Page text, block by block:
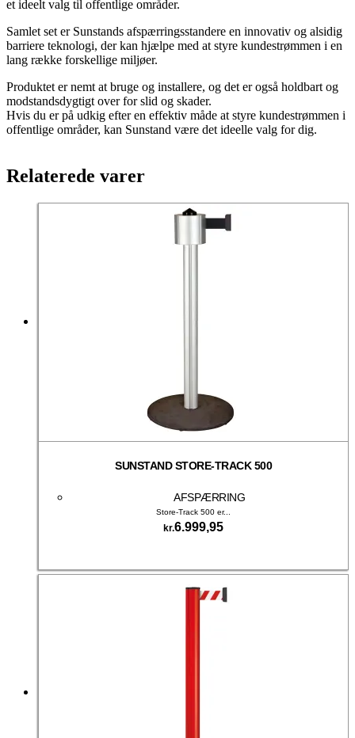
et ideelt valg til offentlige områder.
Samlet set er Sunstands afspærringsstandere en innovativ og alsidig
barriere teknologi, der kan hjælpe med at styre kundestrømmen i en
lang række forskellige miljøer.
Produktet er nemt at bruge og installere, og det er også holdbart og
modstandsdygtigt over for slid og skader.
Hvis du er på udkig efter en effektiv måde at styre kundestrømmen i
offentlige områder, kan Sunstand være det ideelle valg for dig.
Relaterede varer
SUNSTAND STORE-TRACK 500
AFSPÆRRING
Store-Track 500 er...
kr.6.999,95